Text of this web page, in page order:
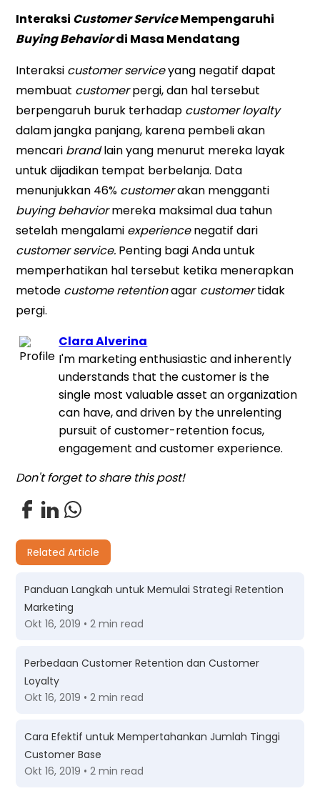
Interaksi Customer ServiceMempengaruhi
Buying Behaviordi Masa Mendatang
Interaksi customer serviceyang negatif dapat
membuat customerpergi, dan hal tersebut
berpengaruh buruk terhadap customer loyalty
dalam jangka panjang, karena pembeli akan
mencari brandlain yang menurut mereka layak
untuk dijadikan tempat berbelanja. Data
menunjukkan 46% customerakan mengganti
buying behaviormereka maksimal dua tahun
setelah mengalami experiencenegatif dari
customer service. Penting bagi Anda untuk
memperhatikan hal tersebut ketika menerapkan
metode custome retentionagar customertidak
pergi.
Clara Alverina
I'm marketing enthusiastic and inherently
understands that the customer is the
single most valuable asset an organization
can have, and driven by the unrelenting
pursuit of customer-retention focus,
engagement and customer experience.
Don't forget to share this post!
Related Article
Panduan Langkah untuk Memulai Strategi Retention
Marketing
Okt 16, 2019 • 2 min read
Perbedaan Customer Retention dan Customer
Loyalty
Okt 16, 2019 • 2 min read
Cara Efektif untuk Mempertahankan Jumlah Tinggi
Customer Base
Okt 16, 2019 • 2 min read